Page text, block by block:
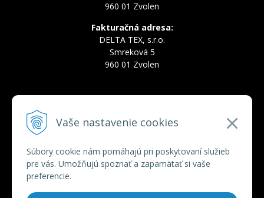
Vaše nastavenie cookies
Súbory cookie nám pomáhajú pri poskytovaní služieb
pre vás. Umožňujú spoznať a zapamätať si vaše
preferencie.
960 01 Zvolen
Fakturačná adresa:
DELTA TEX, s.r.o.
Smreková 5
960 01 Zvolen
Tel.:+421 910 228 822
E-mail: deltatex@deltatex.sk
VŠETKO O NÁKUPE